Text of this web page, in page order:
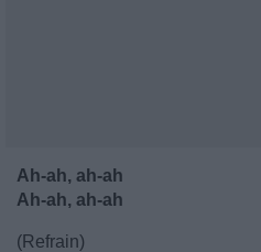
Ah-ah, ah-ah
Ah-ah, ah-ah
(Refrain)